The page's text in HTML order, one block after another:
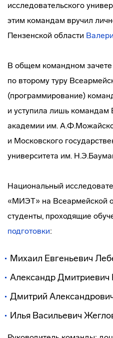
исследовательского
этим командам вручил
Пензенской области
В общем командном
по второму туру
(программирование)
и уступила лишь командам
академии им.
и Московского
университета им.
Национальный
«МИЭТ» на Всеармейской
студенты, проходящие
подготовки:
Михаил Евгеньевич
Александр
Дмитрий
Илья Васильевич